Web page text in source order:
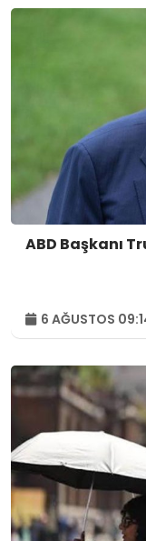
ABD Başkanı
6 AĞUSTOS